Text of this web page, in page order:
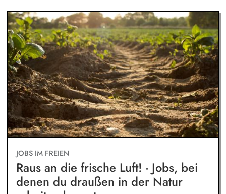
JOBS IM FREIEN
Raus an die frische Luft! - Jobs, bei
denen du draußen in der Natur